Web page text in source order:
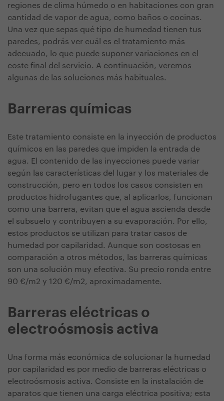
regiones de clima húmedo o en habitaciones con gran
cantidad de vapor de agua, como baños o cocinas.
Una vez que sepas qué tipo de humedad tienen tus
paredes, podrás ver cuál es el tratamiento más
adecuado, lo que puede suponer variaciones en el
coste final del servicio. A continuación, veremos
algunas de las soluciones más habituales.
Barreras químicas
Este tratamiento consiste en la inyección de productos
químicos en las paredes que impiden la entrada de
agua. El contenido de las inyecciones puede variar
según las características del lugar y los materiales de
construcción, pero en todos los casos consisten en
productos hidrofugantes que, al aplicarlos, funcionan
como una barrera, evitan que el agua ascienda desde
el subsuelo y contribuyen a su evaporación. Por ello,
estos productos se utilizan para tratar casos de
humedad por capilaridad. Aunque son costosas en
comparación a otros métodos, las barreras químicas
son una solución muy efectiva. Su precio ronda entre
90 €/m2 y 120 €/m2, aproximadamente.
Barreras eléctricas o
electroósmosis activa
Una forma más económica de solucionar la humedad
por capilaridad es por medio de barreras eléctricas o
electroósmosis activa. Consiste en la instalación de
aparatos que tienen una carga eléctrica positiva; esta